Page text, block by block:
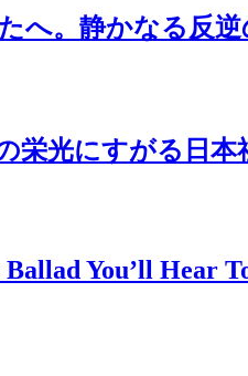
へ。静かなる反
栄光にすがる日
You’ll Hear